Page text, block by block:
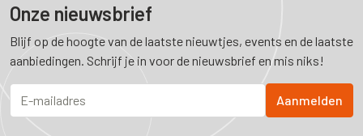
Onze nieuwsbrief
Blijf op de hoogte van de laatste nieuwtjes, events en de laatste
aanbiedingen. Schrijf je in voor de nieuwsbrief en mis niks!